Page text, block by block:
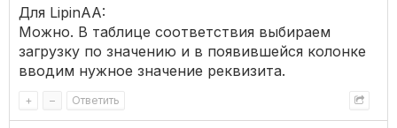
Для LipinAA:
Можно. В таблице соответствия выбираем
загрузку по значению и в появившейся колонке
вводим нужное значение реквизита.
+ – Ответить